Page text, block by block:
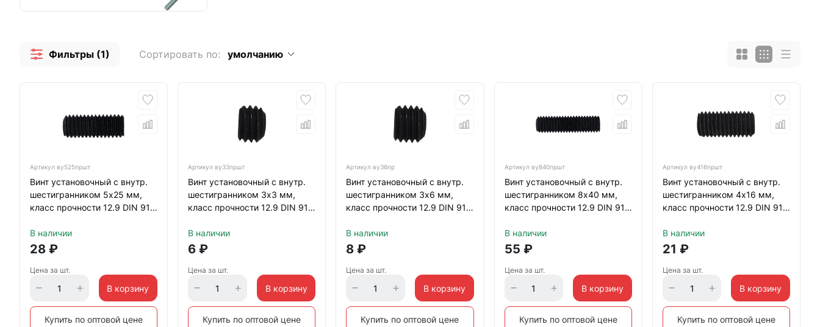
Фильтры (1) Сортировать по: умолчанию
Артикул ву525пршт
Винт установочный с внутр.
шестигранником 5х25 мм,
класс прочности 12.9 DIN 913
В наличии
28 ₽
Цена за шт.
В корзину
Купить по оптовой цене
Артикулву33пршт
Винт установочный с внутр.
шестигранником 3х3 мм,
класс прочности 12.9 DIN 913
В наличии
6 ₽
Цена за шт.
В корзину
Купить по оптовой цене
Артикулву36пр
Винт установочный с внутр.
шестигранником 3х6 мм,
класс прочности 12.9 DIN 913
В наличии
8 ₽
Цена за шт.
В корзину
Купить по оптовой цене
Артикул ву840пршт
Винт установочный с внутр.
шестигранником 8х40 мм,
класс прочности 12.9 DIN 913
В наличии
55 ₽
Цена за шт.
В корзину
Купить по оптовой цене
Артикул ву416пршт
Винт установочный с внутр.
шестигранником 4х16 мм,
класс прочности 12.9 DIN 913
В наличии
21 ₽
Цена за шт.
В корзину
Купить по оптовой цене